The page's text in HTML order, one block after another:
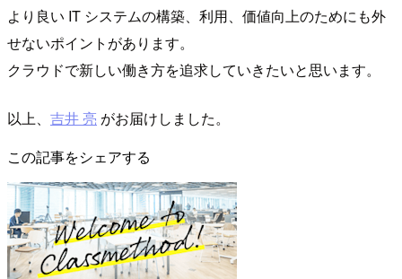
より良い IT システムの構築、利用、価値向上のためにも外
せないポイントがあります。
クラウドで新しい働き方を追求していきたいと思います。
以上、 吉井 亮 がお届けしました。
この記事をシェアする